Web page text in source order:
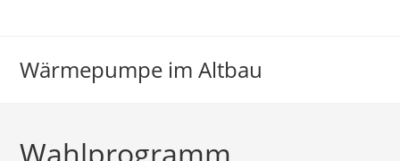
Wärmepumpe im Altbau